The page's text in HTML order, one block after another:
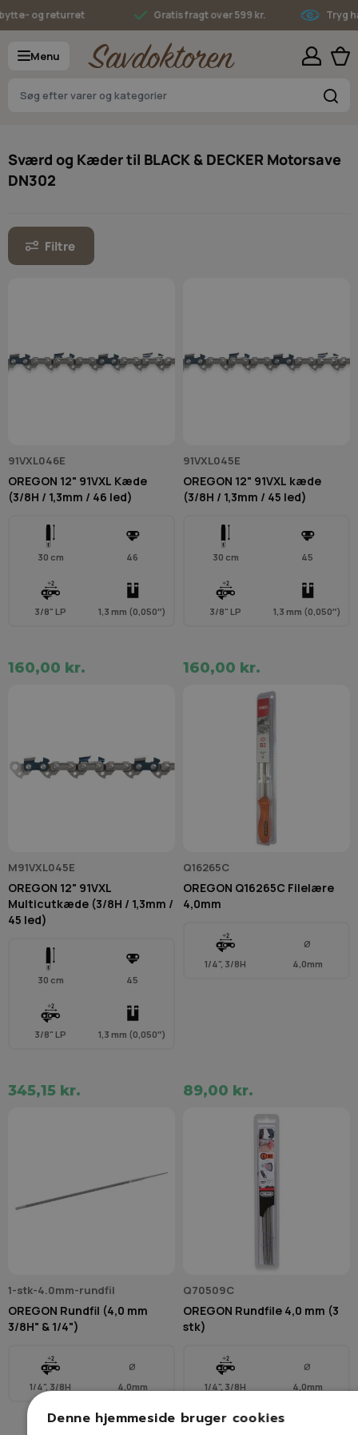
Skip to Content
og returret Gratis fragt over 599 kr. Tryg
Menu
Sværd og Kæder til BLACK & DECKER Motorsave
DN302
Filtre
91VXL046E
OREGON 12" 91VXL Kæde
(3/8H / 1,3mm / 46 led)
30 cm 46
3/8" LP 1,3 mm (0,050″)
160,00 kr.
91VXL045E
OREGON 12" 91VXL kæde
(3/8H / 1,3mm / 45 led)
30 cm 45
3/8" LP 1,3 mm (0,050″)
160,00 kr.
M91VXL045E
OREGON 12" 91VXL
Multicutkæde (3/8H / 1,3mm /
45 led)
30 cm 45
3/8" LP 1,3 mm (0,050″)
345,15 kr.
Q16265C
OREGON Q16265C Filelære
4,0mm
1/4", 3/8H
Ø
4,0mm
89,00 kr.
1-stk-4.0mm-rundfil
OREGON Rundfil (4,0 mm
3/8H" & 1/4")
1/4", 3/8H
Ø
4,0mm
Q70509C
OREGON Rundfile 4,0 mm (3
stk)
1/4", 3/8H
Ø
4,0mm
Denne hjemmeside bruger cookies